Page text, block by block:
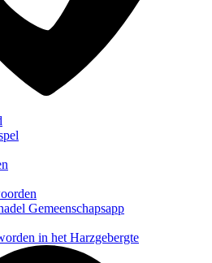
Gemeenschapsapp
in het Harzgebergte